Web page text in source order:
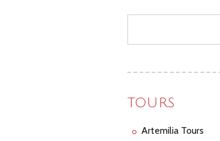
TOURS
Artemilia Tours